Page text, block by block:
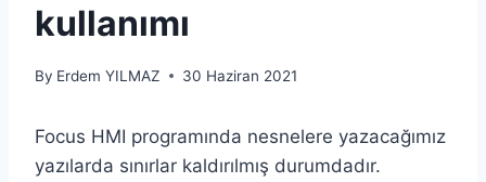
kullanımı
By Erdem YILMAZ 30 Haziran 2021
Focus HMI programında nesnelere yazacağımız
yazılarda sınırlar kaldırılmış durumdadır.